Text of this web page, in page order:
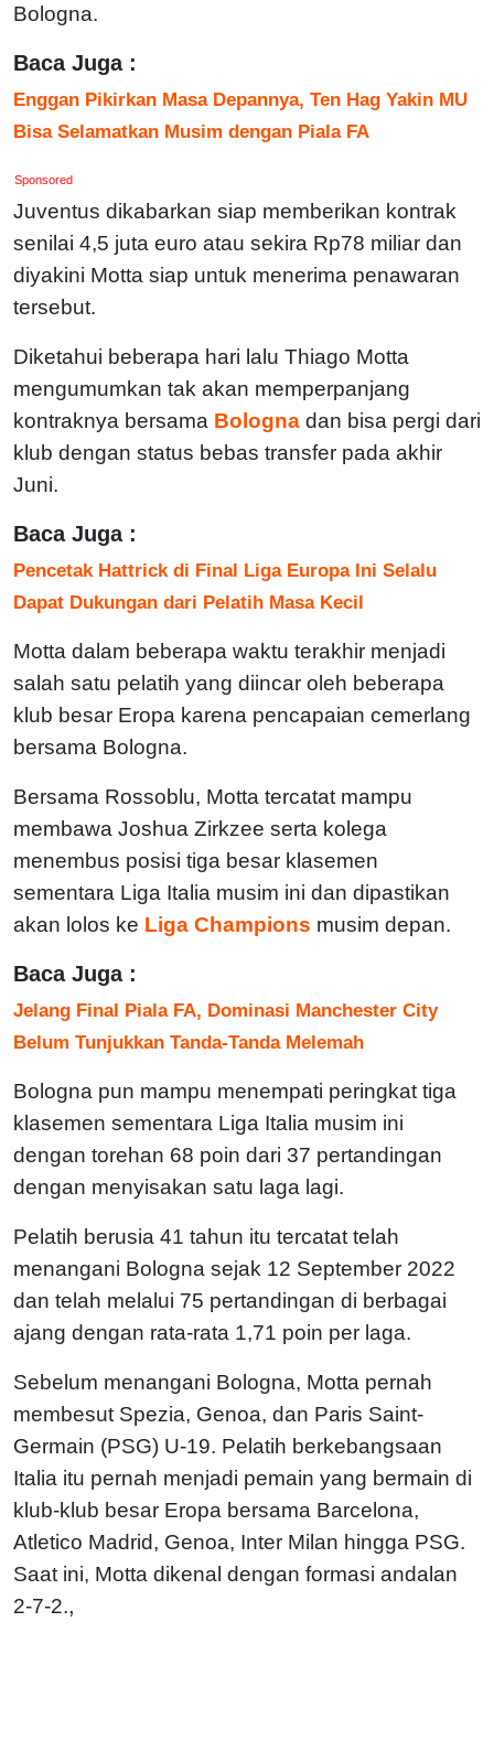
Bologna.
Baca Juga :
Enggan Pikirkan Masa Depannya, Ten Hag Yakin MU
Bisa Selamatkan Musim dengan Piala FA
Sponsored
Juventus dikabarkan siap memberikan kontrak
senilai 4,5 juta euro atau sekira Rp78 miliar dan
diyakini Motta siap untuk menerima penawaran
tersebut.
Diketahui beberapa hari lalu Thiago Motta
mengumumkan tak akan memperpanjang
kontraknya bersama Bologna dan bisa pergi dari
klub dengan status bebas transfer pada akhir
Juni.
Baca Juga :
Pencetak Hattrick di Final Liga Europa Ini Selalu
Dapat Dukungan dari Pelatih Masa Kecil
Motta dalam beberapa waktu terakhir menjadi
salah satu pelatih yang diincar oleh beberapa
klub besar Eropa karena pencapaian cemerlang
bersama Bologna.
Bersama Rossoblu, Motta tercatat mampu
membawa Joshua Zirkzee serta kolega
menembus posisi tiga besar klasemen
sementara Liga Italia musim ini dan dipastikan
akan lolos ke Liga Champions musim depan.
Baca Juga :
Jelang Final Piala FA, Dominasi Manchester City
Belum Tunjukkan Tanda-Tanda Melemah
Bologna pun mampu menempati peringkat tiga
klasemen sementara Liga Italia musim ini
dengan torehan 68 poin dari 37 pertandingan
dengan menyisakan satu laga lagi.
Pelatih berusia 41 tahun itu tercatat telah
menangani Bologna sejak 12 September 2022
dan telah melalui 75 pertandingan di berbagai
ajang dengan rata-rata 1,71 poin per laga.
Sebelum menangani Bologna, Motta pernah
membesut Spezia, Genoa, dan Paris Saint-
Germain (PSG) U-19. Pelatih berkebangsaan
Italia itu pernah menjadi pemain yang bermain di
klub-klub besar Eropa bersama Barcelona,
Atletico Madrid, Genoa, Inter Milan hingga PSG.
Saat ini, Motta dikenal dengan formasi andalan
2-7-2.,